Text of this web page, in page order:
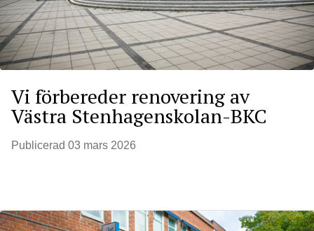
Vi förbereder renovering av
Västra Stenhagenskolan-BKC
Publicerad 03 mars 2026